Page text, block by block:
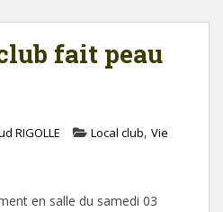
fait peau
RIGOLLE Local club, Vie
en salle du samedi 03